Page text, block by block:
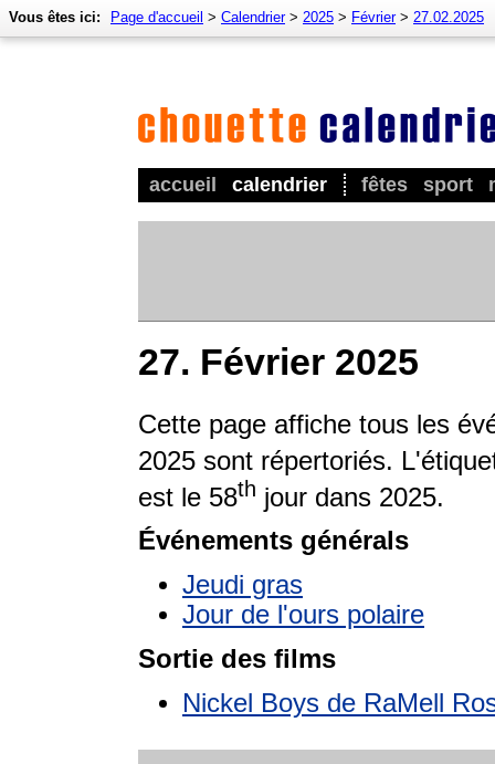
accueil calendrier fêtes sport
Vous êtes ici: Page d'accueil > Calendrier> 2025 > Février> 27.02.2025
27. Février 2025
Cette page affiche tous les
2025 sont répertoriés.
est le 58th jour dans 2025.
Événements générals
Jeudi gras
Jour de l'ours polaire
Sortie des films
Nickel Boys de RaMell